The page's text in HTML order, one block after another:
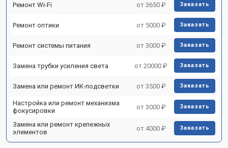
Ремонт Wi-Fi от 3650 ₽ Заказать
Ремонт оптики от 5000 ₽ Заказать
Ремонт системы питания от 3000 ₽ Заказать
Замена трубки усиления света от 20000 ₽ Заказать
Замена или ремонт ИК-подсветки от 3500 ₽ Заказать
Настройка или ремонт механизма
фокусировки
от 3000 ₽ Заказать
Замена или ремонт крепежных
элементов
от 4000 ₽ Заказать